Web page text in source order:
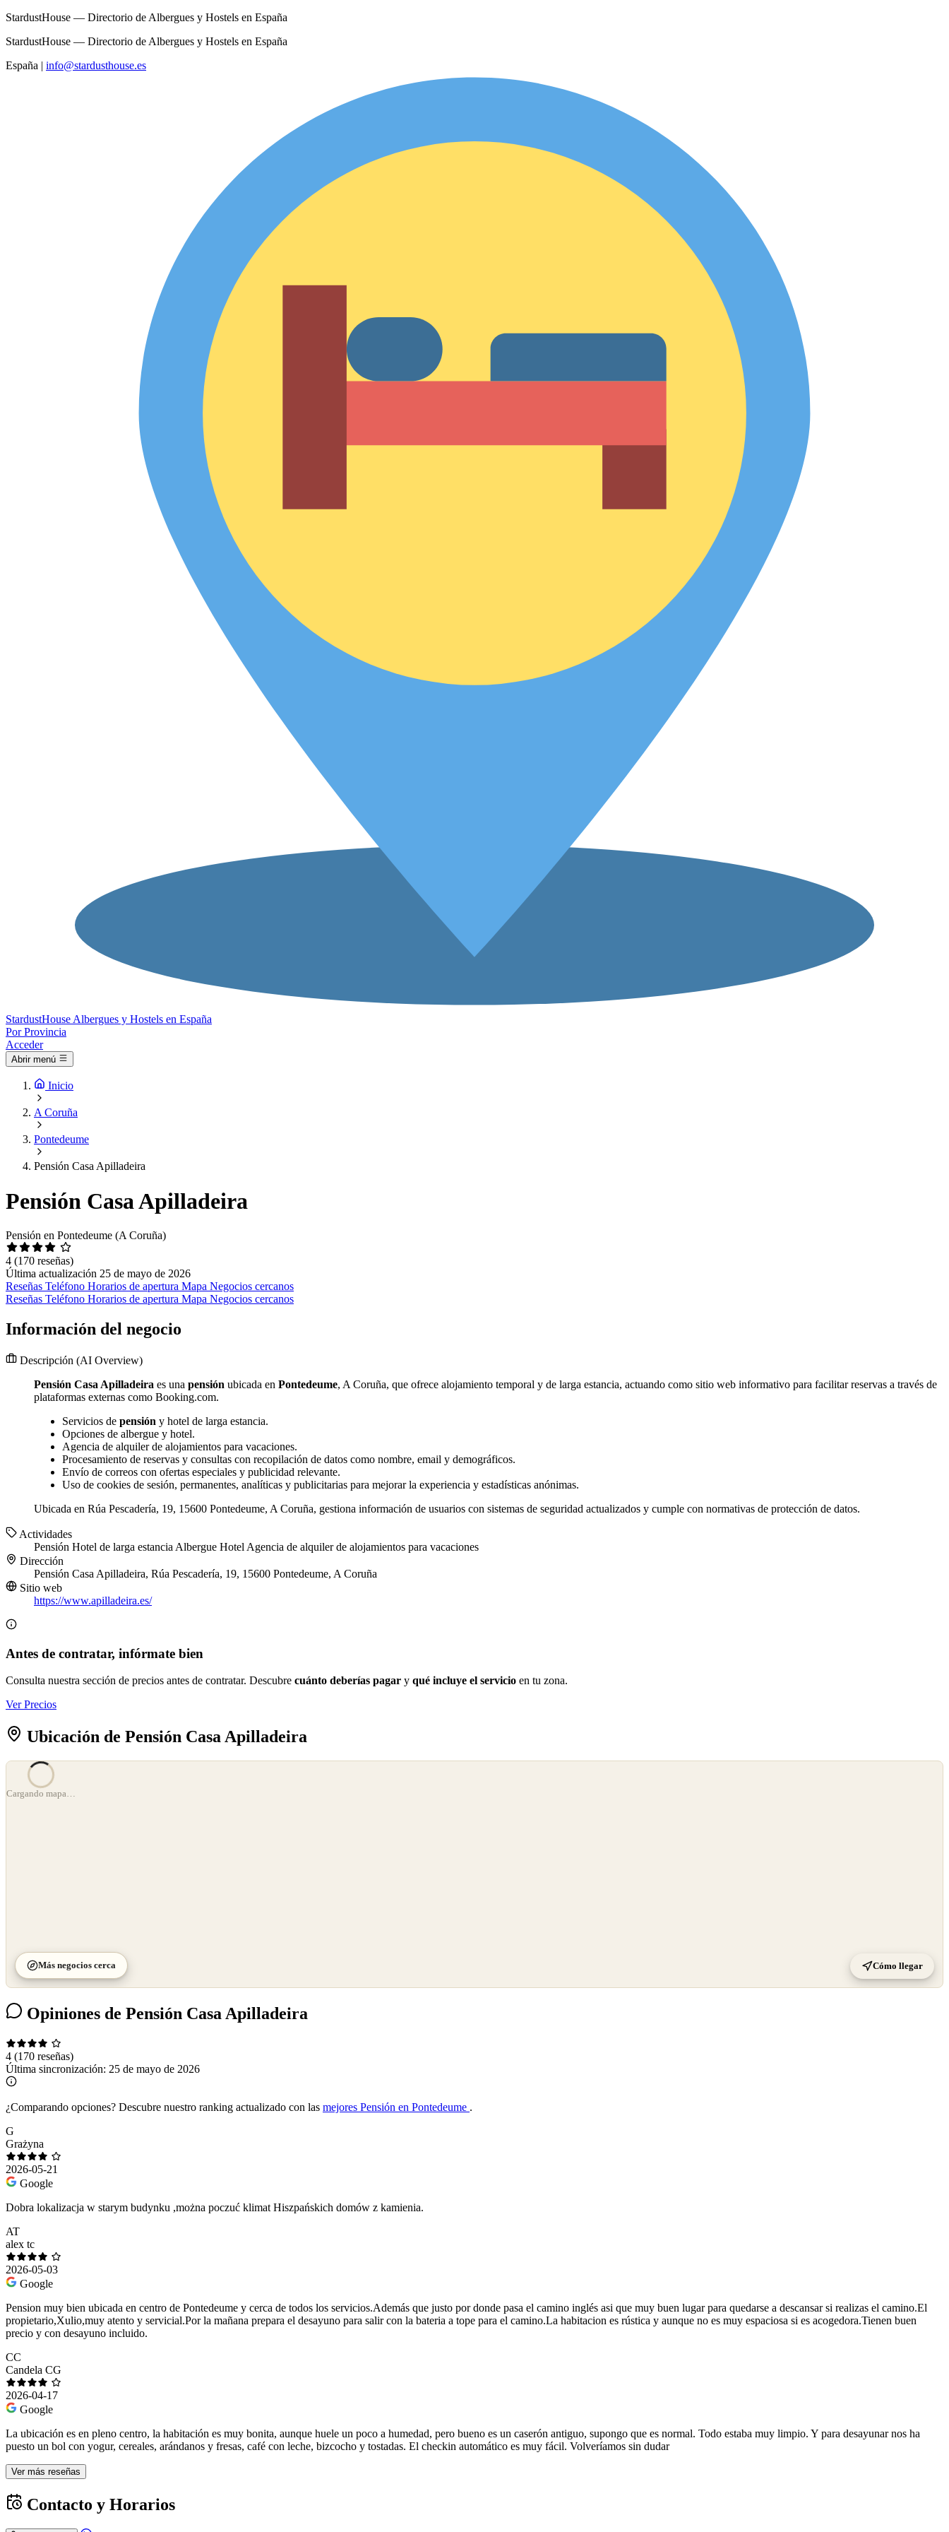
StardustHouse — Directorio de Albergues y Hostels en España
StardustHouse — Directorio de Albergues y Hostels en España
España | info@stardusthouse.es
StardustHouse Albergues y Hostels en España
Por Provincia
Acceder
Abrir menú
Inicio
A Coruña
Pontedeume
Pensión Casa Apilladeira
Pensión Casa Apilladeira
Pensión en Pontedeume (A Coruña)
4 (170 reseñas)
Última actualización 25 de mayo de 2026
Reseñas Teléfono Horarios de apertura Mapa Negocios cercanos
Reseñas Teléfono Horarios de apertura Mapa Negocios cercanos
Información del negocio
Descripción (AI Overview)
Pensión Casa Apilladeira es una pensión ubicada en Pontedeume, A Coruña, que ofrece alojamiento temporal y de larga estancia, actuando como sitio web informativo para facilitar reservas a través de
plataformas externas como Booking.com.
Servicios de pensión y hotel de larga estancia.
Opciones de albergue y hotel.
Agencia de alquiler de alojamientos para vacaciones.
Procesamiento de reservas y consultas con recopilación de datos como nombre, email y demográficos.
Envío de correos con ofertas especiales y publicidad relevante.
Uso de cookies de sesión, permanentes, analíticas y publicitarias para mejorar la experiencia y estadísticas anónimas.
Ubicada en Rúa Pescadería, 19, 15600 Pontedeume, A Coruña, gestiona información de usuarios con sistemas de seguridad actualizados y cumple con normativas de protección de datos.
Actividades
Pensión Hotel de larga estancia Albergue Hotel Agencia de alquiler de alojamientos para vacaciones
Dirección
Pensión Casa Apilladeira, Rúa Pescadería, 19, 15600 Pontedeume, A Coruña
Sitio web
https://www.apilladeira.es/
Antes de contratar, infórmate bien
Consulta nuestra sección de precios antes de contratar. Descubre cuánto deberías pagar y qué incluye el servicio en tu zona.
Ver Precios
Ubicación de Pensión Casa Apilladeira
OpenStreetMap
©CARTO
Cargando mapa…
Más negocios cerca Cómo llegar
Opiniones de Pensión Casa Apilladeira
4 (170 reseñas)
Última sincronización: 25 de mayo de 2026
¿Comparando opciones? Descubre nuestro ranking actualizado con las mejores Pensión en Pontedeume .
G
Grażyna
2026-05-21
Google
Dobra lokalizacja w starym budynku ,można poczuć klimat Hiszpańskich domów z kamienia.
AT
alex tc
2026-05-03
Google
Pension muy bien ubicada en centro de Pontedeume y cerca de todos los servicios.Además que justo por donde pasa el camino inglés asi que muy buen lugar para quedarse a descansar si realizas el camino.El
propietario,Xulio,muy atento y servicial.Por la mañana prepara el desayuno para salir con la bateria a tope para el camino.La habitacion es rústica y aunque no es muy espaciosa si es acogedora.Tienen buen
precio y con desayuno incluido.
CC
Candela CG
2026-04-17
Google
La ubicación es en pleno centro, la habitación es muy bonita, aunque huele un poco a humedad, pero bueno es un caserón antiguo, supongo que es normal. Todo estaba muy limpio. Y para desayunar nos ha
puesto un bol con yogur, cereales, arándanos y fresas, café con leche, bizcocho y tostadas. El checkin automático es muy fácil. Volveríamos sin dudar
Ver más reseñas
Contacto y Horarios